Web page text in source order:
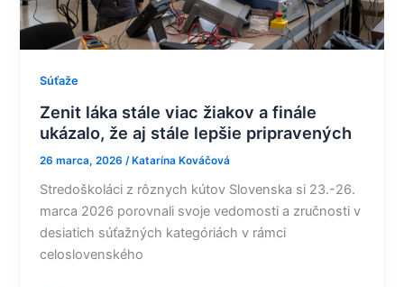
Súťaže
Zenit láka stále viac žiakov a finále
ukázalo, že aj stále lepšie pripravených
26 marca, 2026 /Katarína Kováčová
Stredoškoláci z rôznych kútov Slovenska si 23.-26.
marca 2026 porovnali svoje vedomosti a zručnosti v
desiatich súťažných kategóriách v rámci
celoslovenského
stále
lepšie
pripravených